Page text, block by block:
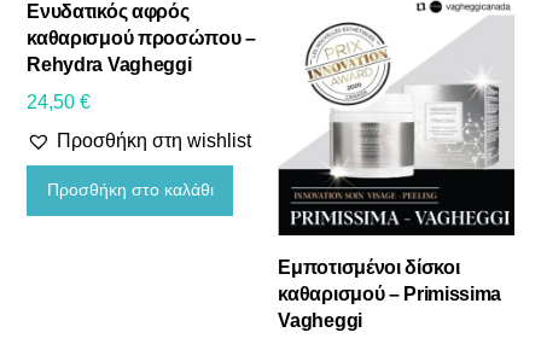
Πρόσωπο
Σώμα
Συμπληρώματα διατροφής
BRANDS
Αντηλιακή προστασία
Ενυδατικός αφρός
καθαρισμού προσώπου –
Rehydra Vagheggi
24,50€
Προσθήκη στη wishlist
Προσθήκη στο καλάθι
Εμποτισμένοι δίσκοι
καθαρισμού – Primissima
Vagheggi